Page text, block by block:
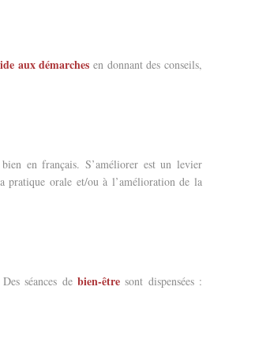
aux démarches en donnant des conseils,
bien en français. S’améliorer est un levier
pratique orale et/ou à l’amélioration de la
séances de bien-êtresont dispensées :